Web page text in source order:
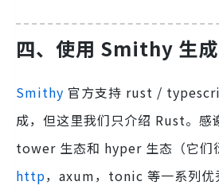
四、 使用 Smithy 生
Smithy 官方支持 rust /
成，但这里我们只介绍 Rust。感
tower 生态和 hyper 生态（它
http，axum，tonic 等一系列优